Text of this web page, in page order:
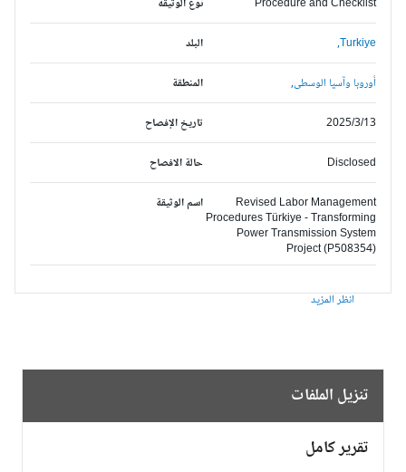
نوع الوثيقة Procedure and Checklist
البلد Turkiye,
المنطقة أوروبا وآسيا الوسطى,
تاريخ الإفصاح 2025/3/13
حالة الافصاح Disclosed
اسم الوثيقة
Revised Labor Management
Procedures Türkiye - Transforming
Power Transmission System
Project (P508354)
انظر المزيد
تنزيل الملفات
تقرير كامل